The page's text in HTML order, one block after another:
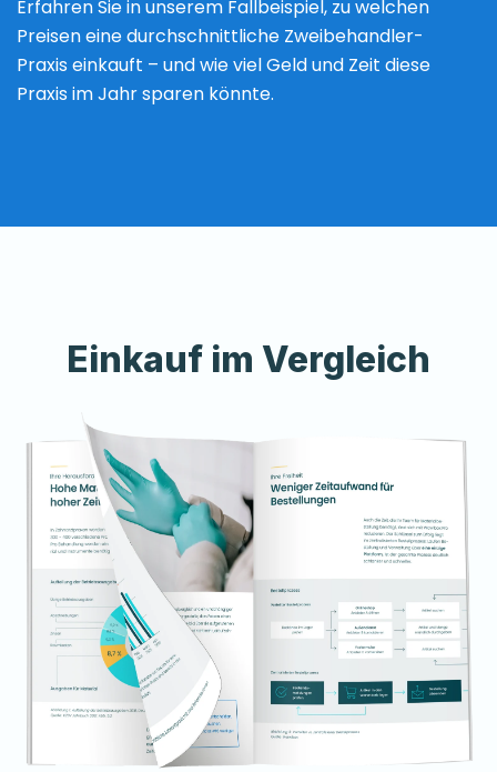
Erfahren Sie in unserem Fallbeispiel, zu welchen
Preisen eine durchschnittliche Zweibehandler-
Praxis einkauft – und wie viel Geld und Zeit diese
Praxis im Jahr sparen könnte.
Einkauf im Vergleich